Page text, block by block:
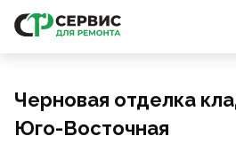
Черновая отделка
Юго-Восточная